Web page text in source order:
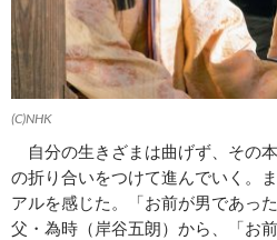
(C)NHK
自分の生きざまは曲げず、その
の折り合いをつけて進んでいく。
アルを感じた。「お前が男であっ
父・為時（岸谷五朗）から、「お